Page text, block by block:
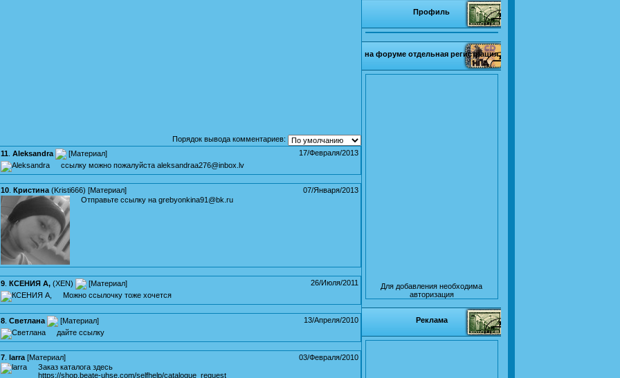
Порядок вывода комментариев:
17/Февраля/2013
11 Aleksandra [Материал]
ссылку можно пожалуйста aleksandraa276@inbox.lv
07/Января/2013
10 Кристина (Kristi666) [Материал]
Отправьте ссылку на grebyonkina91@bk.ru
26/Июля/2011
9 КСЕНИЯ A, (XEN) [Материал]
Можно ссылочку тоже хочется
13/Апреля/2010
8 Светлана [Материал]
дайте ссылку
03/Февраля/2010
7 larra [Материал]
Заказ каталога здесь
https://shop.beate-uhse.com/selfhelp/catalogue_request
Профиль
на форуме отдельная регистрация
Для добавления необходима
авторизация
Реклама